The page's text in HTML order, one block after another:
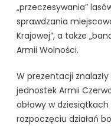
„przeczesywania”
sprawdzania
Krajowej”, a także
Armii Wolności.
W prezentacji
jednostek Armii
obławy w
rozpoczęciu działań